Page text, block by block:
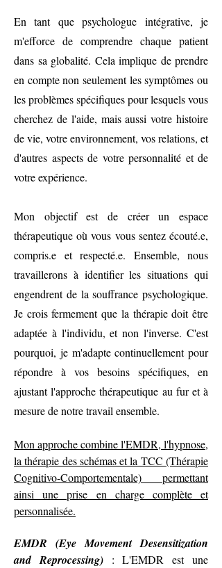
En tant que psychologue intégrative, je
m'efforce de comprendre chaque patient
dans sa globalité. Cela implique de prendre
en compte non seulement les symptômes ou
les problèmes spécifiques pour lesquels vous
cherchez de l'aide, mais aussi votre histoire
de vie, votre environnement, vos relations, et
d'autres aspects de votre personnalité et de
votre expérience.
Mon objectif est de créer un espace
thérapeutique où vous vous sentez écouté.e,
compris.e et respecté.e. Ensemble, nous
travaillerons à identifier les situations qui
engendrent de la souffrance psychologique.
Je crois fermement que la thérapie doit être
adaptée à l'individu, et non l'inverse. C'est
pourquoi, je m'adapte continuellement pour
répondre à vos besoins spécifiques, en
ajustant l'approche thérapeutique au fur et à
mesure de notre travail ensemble.
Mon approche combine l'EMDR, l'hypnose,
la thérapie des schémas et la TCC (Thérapie
Cognitivo-Comportementale) permettant
ainsi une prise en charge complète et
personnalisée.
EMDR (Eye Movement Desensitization
and Reprocessing): L'EMDR est une